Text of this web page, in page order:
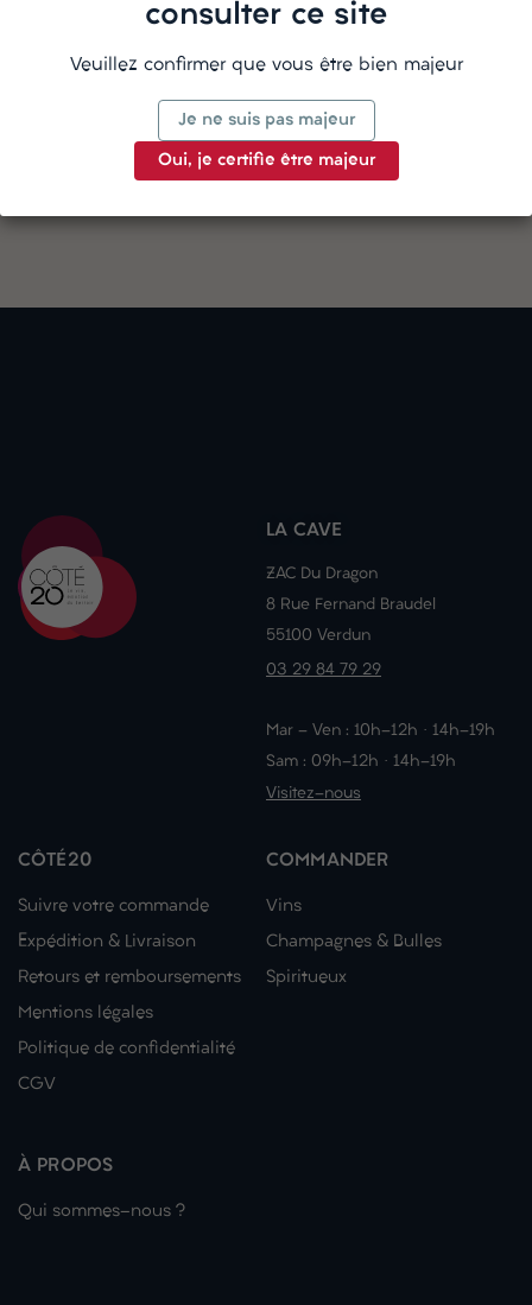
Détails du produit
LA CAVE
ZAC Du Dragon
8 Rue Fernand Braudel
55100 Verdun
03 29 84 79 29
Mar - Ven : 10h-12h · 14h-19h
Sam : 09h-12h · 14h-19h
Visitez-nous
CÔTÉ20
Suivre votre commande
Expédition & Livraison
Retours et remboursements
Mentions légales
Politique de confidentialité
CGV
COMMANDER
Vins
Champagnes & Bulles
Spiritueux
À PROPOS
Qui sommes-nous ?
consulter ce site
Veuillez confirmer que vous être bien majeur
Je ne suis pas majeur
Oui, je certifie être majeur